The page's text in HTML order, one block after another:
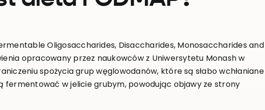
Oligosaccharides, Disaccharides, Monosaccharides and
opracowany przez naukowców z Uniwersytetu Monash w
spożycia grup węglowodanów, które są słabo wchłaniane
fermentować w jelicie grubym, powodując objawy ze strony